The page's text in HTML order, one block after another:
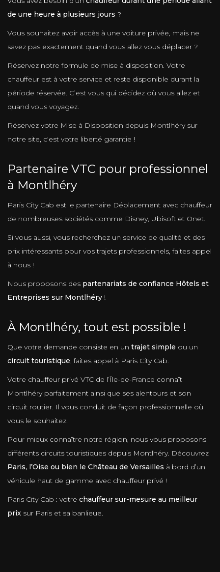
de une heure à plusieurs jours ?
Vous souhaitez avoir accès à une voiture privée, mais ne
savez pas exactement quand vous allez vous déplacer ?
Réservez notre formule de mise à disposition. Votre
chauffeur est à votre service et reste disponible durant la
période réservée. C’est vous qui décidez où vous allez et
quand vous voyagez.
Réservez votre Mise à Disposition depuis Montlhéry sur
notre site, c'est votre liberté garantie !
Partenaire VTC pour professionnel
à Montlhéry
Paris City Cab est le partenaire Déplacement avec chauffeur
de nombreuses sociétés comme Disney, Ubisoft et Onet.
Si vous aussi, vous recherchez un service de qualité et des
prix intéressants pour vos trajets professionnels, faites appel
à nous !
Nous proposons des partenariats de confiance Hôtels et
Entreprises sur Montlhéry !
À Montlhéry, tout est possible !
Que votre demande consiste en un trajet simple ou un
circuit touristique, faites appel à Paris City Cab.
Votre chauffeur privé VTC de l’Île-de-France connaît
Montlhéry parfaitement ainsi que ses alentours et son
circuit routier. Il vous conduit de façon professionnelle où
vous le souhaitez.
Pour mieux connaître notre région, nous vous proposons
différents circuits touristiques depuis Montlhéry. Découvrez
Paris, l’Oise ou bien le Château de Versailles à bord d’un
véhicule haut de gamme avec chauffeur privé !
Paris City Cab : votre chauffeur sur-mesure au meilleur
prix sur Paris et sa banlieue.